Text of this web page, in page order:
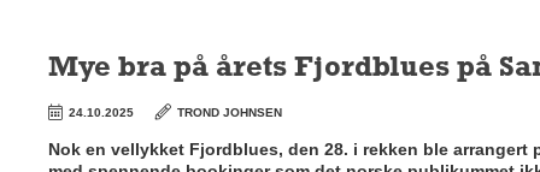
Mye bra på årets Fjordblues på
24.10.2025 TROND JOHNSEN
Nok en vellykket Fjordblues, den 28. i rekken ble